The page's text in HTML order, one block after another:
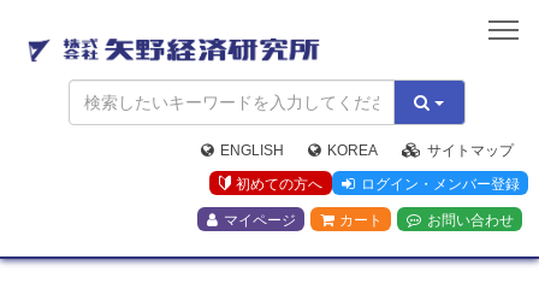
矢
野
経
済
研
究
所
ENGLISH KOREA
サイトマップ
初めての方へ
ログイン・メンバー登録
マイページ カート お問い合わせ